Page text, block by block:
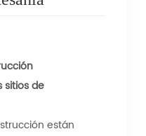
sitios de
están